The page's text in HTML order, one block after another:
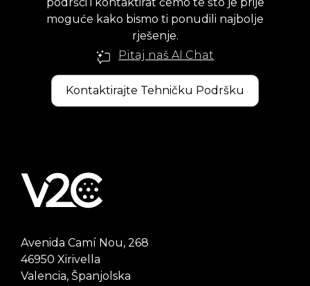
moguće kako bismo ti ponudili najbolje
rješenje.
Pitaj naš AI Chat
Kontaktirajte Tehničku Podršku
Avenida Camí Nou, 268
46950 Xirivella
Valencia, Španjolska